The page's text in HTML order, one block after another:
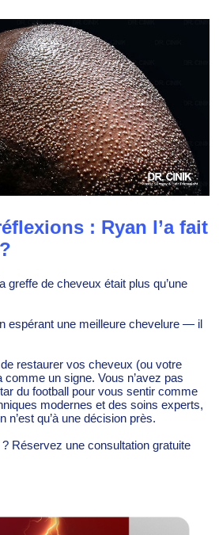
: Ryan l’a fait
greffe de cheveux était plus qu’une
espérant une meilleure chevelure — il
restaurer vos cheveux (ou votre
comme un signe. Vous n’avez pas
du football pour vous sentir comme
modernes et des soins experts,
n’est qu’à une décision près.
Réservez une consultation gratuite